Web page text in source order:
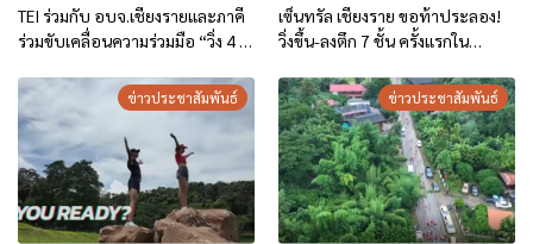
TEI ร่วมกับ อบจ.เชียงรายและภาคี
ร่วมขับเคลื่อนความร่วมมือ “วิ่ง 4 ภู
ไทย-ลาว” กลไกและเครื่องมือ
บริหารจัดการไฟป่าและลดหมอก
ควันข้ามแดนสันดอยยาว
เซ็นทรัล เชียงราย ขอท้าประลอง!
วิ่งขึ้น-ลงตึก 7 ชั้น ครั้งแรกใน
RUN – RUN SERIES”
ข่าวประชาสัมพันธ์ ข่าวประชาสัมพันธ์